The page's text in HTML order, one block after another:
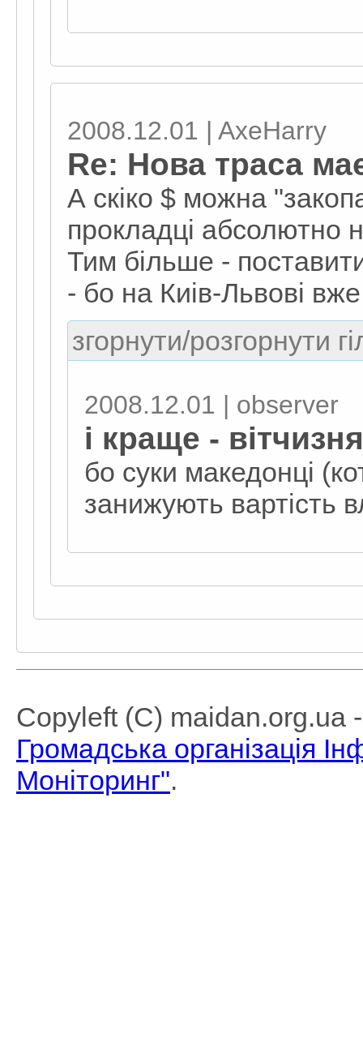
2008.12.01 | AxeHarry
Re: Нова траса
А скіко $ можна
прокладці абсолютно
Тим більше -
- бо на Киів-Львові
згорнути/розгорнути
2008.12.01 | observеr
і краще -
бо суки македонці
занижують вартість
Copyleft (C) maidan.org.ua
Громадська організація
Моніторинг".